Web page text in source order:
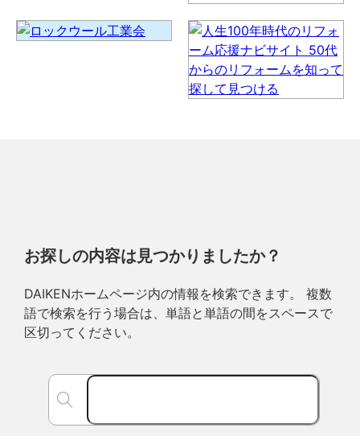
お探しの内容は見つかりましたか？
DAIKENホームページ内の情報を検索できます。 複数
語で検索を行う場合は、単語と単語の間をスペースで
区切ってください。